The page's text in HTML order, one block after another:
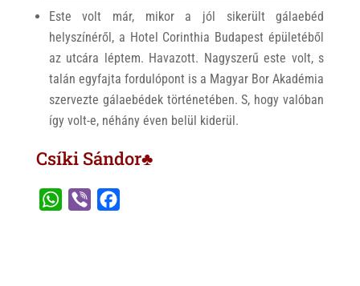
Este volt már, mikor a jól sikerült gálaebéd
helyszínéről, a Hotel Corinthia Budapest épületéből
az utcára léptem. Havazott. Nagyszerű este volt, s
talán egyfajta fordulópont is a Magyar Bor Akadémia
szervezte gálaebédek történetében. S, hogy valóban
így volt-e, néhány éven belül kiderül.
Csíki Sándor♣